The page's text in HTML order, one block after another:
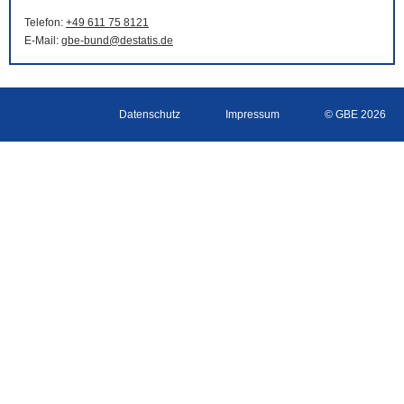
Telefon: +49 611 75 8121
E-Mail : gbe-bund@destatis.de
Datenschutz Impressum © GBE 2026